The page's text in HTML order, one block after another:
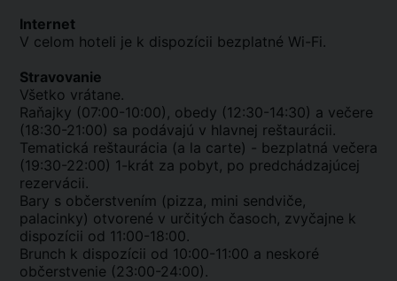
Internet
V celom hoteli je k dispozícii bezplatné Wi-Fi.
Stravovanie
Všetko vrátane.
Raňajky (07:00-10:00), obedy (12:30-14:30) a večere
(18:30-21:00) sa podávajú v hlavnej reštaurácii.
Tematická reštaurácia (a la carte) - bezplatná večera
(19:30-22:00) 1-krát za pobyt, po predchádzajúcej
rezervácii.
Bary s občerstvením (pizza, mini sendviče,
palacinky) otvorené v určitých časoch, zvyčajne k
dispozícii od 11:00-18:00.
Brunch k dispozícii od 10:00-11:00 a neskoré
občerstvenie (23:00-24:00).